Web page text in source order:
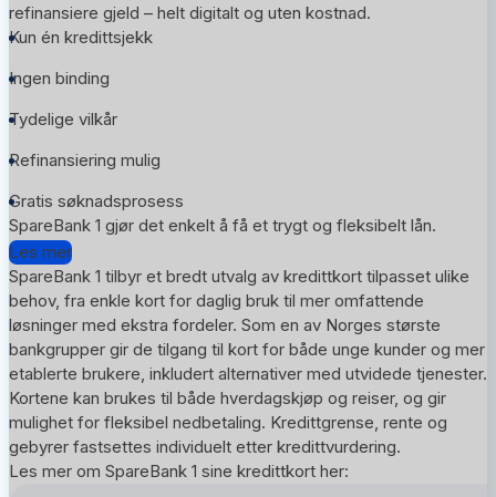
refinansiere gjeld – helt digitalt og uten kostnad.
Kun én kredittsjekk
Ingen binding
Tydelige vilkår
Refinansiering mulig
Gratis søknadsprosess
SpareBank 1 gjør det enkelt å få et trygt og fleksibelt lån.
Les mer
SpareBank 1 tilbyr et bredt utvalg av kredittkort tilpasset ulike
behov, fra enkle kort for daglig bruk til mer omfattende
løsninger med ekstra fordeler. Som en av Norges største
bankgrupper gir de tilgang til kort for både unge kunder og mer
etablerte brukere, inkludert alternativer med utvidede tjenester.
Kortene kan brukes til både hverdagskjøp og reiser, og gir
mulighet for fleksibel nedbetaling. Kredittgrense, rente og
gebyrer fastsettes individuelt etter kredittvurdering.
Les mer om SpareBank 1 sine kredittkort her: